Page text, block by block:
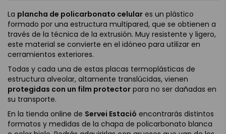
La plancha de policarbonato celular es un plástico
formado por una estructura multipared, que se obtienen a
través de la técnica de la extrusión. Muy resistente y ligero,
este material se convierte en el idóneo para utilizar en
cerramientos exteriores.
Todas y cada una de estas placas termoplásticas de
estructura alveolar, altamente translúcidas, vienen
protegidas con un film protector para no ser dañadas en
su transporte.
En la tienda online de Servei Estació encontrarás distintos
formatos y medidas de la chapa de policarbonato blanca